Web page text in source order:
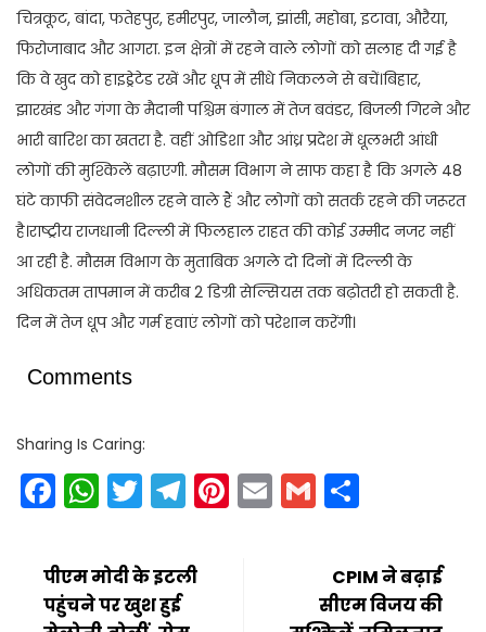
चित्रकूट, बांदा, फतेहपुर, हमीरपुर, जालौन, झांसी, महोबा, इटावा, औरैया,
फिरोजाबाद और आगरा. इन क्षेत्रों में रहने वाले लोगों को सलाह दी गई है
कि वे खुद को हाइड्रेटेड रखें और धूप में सीधे निकलने से बचें।बिहार,
झारखंड और गंगा के मैदानी पश्चिम बंगाल में तेज बवंडर, बिजली गिरने और
भारी बारिश का खतरा है. वहीं ओडिशा और आंध्र प्रदेश में धूलभरी आंधी
लोगों की मुश्किलें बढ़ाएगी. मौसम विभाग ने साफ कहा है कि अगले 48
घंटे काफी संवेदनशील रहने वाले हैं और लोगों को सतर्क रहने की जरूरत
है।राष्ट्रीय राजधानी दिल्ली में फिलहाल राहत की कोई उम्मीद नजर नहीं
आ रही है. मौसम विभाग के मुताबिक अगले दो दिनों में दिल्ली के
अधिकतम तापमान में करीब 2 डिग्री सेल्सियस तक बढ़ोतरी हो सकती है.
दिन में तेज धूप और गर्म हवाएं लोगों को परेशान करेंगी।
Comments
Sharing Is Caring:
Facebook
WhatsApp
Twitter
Telegram
Pinterest
EmailGmail
पीएम मोदी के इटली
पहुंचने पर खुश हुई
CPIM ने बढ़ाई
सीएम विजय की